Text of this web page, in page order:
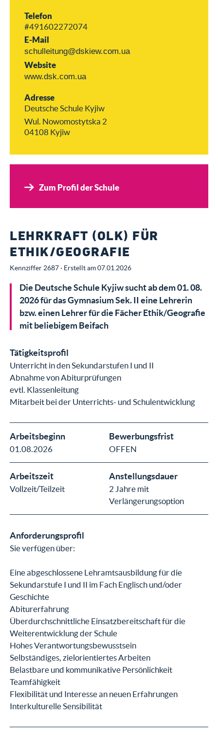
Telefon
#491602272074
E-Mail
schulleitung@dskiew.com.ua
Website
www.dsk.com.ua
Adresse
Deutsche Schule Kyjiw
Wul. Nowomostytska 2
04108 Kyjiw
Zum Profil der Schule
LEHRKRAFT (OLK) FÜR
ETHIK/GEOGRAFIE
Kennziffer 2687 · Erstellt am 07.01.2026
Die Deutsche Schule Kyjiw sucht ab dem 01. 08.
2026 für das Gymnasium Sek. II eine Lehrerin
bzw. einen Lehrer für die Fächer Ethik/Geografie
mit beliebigem Beifach
Tätigkeitsprofil
Unterricht in den Sekundarstufen I und II
Abnahme von Abiturprüfungen
evtl. Klassenleitung
Mitarbeit bei der Unterrichts- und Schulentwicklung
Arbeitsbeginn
01.08.2026
Bewerbungsfrist
OFFEN
Arbeitszeit
Vollzeit/Teilzeit
Anstellungsdauer
2 Jahre mit
Verlängerungsoption
Anforderungsprofil
Sie verfügen über:
Eine abgeschlossene Lehramtsausbildung für die
Sekundarstufe I und II im Fach Englisch und/oder
Geschichte
Abiturerfahrung
Überdurchschnittliche Einsatzbereitschaft für die
Weiterentwicklung der Schule
Hohes Verantwortungsbewusstsein
Selbständiges, zielorientiertes Arbeiten
Belastbare und kommunikative Persönlichkeit
Teamfähigkeit
Flexibilität und Interesse an neuen Erfahrungen
Interkulturelle Sensibilität